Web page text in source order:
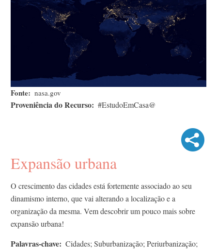
Fonte nasa.gov
Proveniência do Recurso #EstudoEmCasa@
Expansão urbana
O crescimento das cidades está fortemente associado ao seu
dinamismo interno, que vai alterando a localização e a
organização da mesma. Vem descobrir um pouco mais sobre
expansão urbana!
Palavras-chave
Cidades; Suburbanização; Periurbanização;